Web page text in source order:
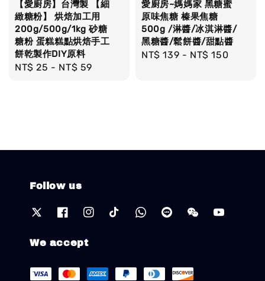
【愛廚房】台灣製 【細
緻糖粉】 烘焙加工用
200g/500g/1kg 砂糖
糖粉 蛋糕糕點烘焙手工
餅乾製作DIY原料
Regular
NT$ 25 - NT$ 59
愛廚房~媽媽家 黑糖蜜
原味焦糖 榛果焦糖
500g /淋醬/冰淇淋醬/
黑糖醬/鬆餅醬/甜點醬
Regular
NT$ 139 - NT$ 150
Follow us
We accept